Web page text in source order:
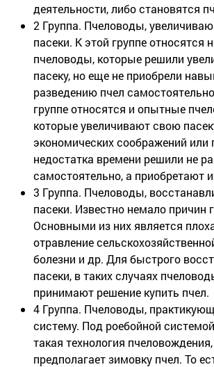
деятельности, либо становятся
2 Группа. Пчеловоды,
пасеки. К этой группе относятся
пчеловоды, которые решили
пасеку, но еще не приобрели
разведению пчел
группе относятся и опытные
которые увеличивают свою
экономических соображений или
недостатка времени решили не
самостоятельно, а приобретают
3 Группа. Пчеловоды,
пасеки. Известно немало причин
Основными из них является
отравление
болезни и др. Для быстрого
пасеки, в таких случаях
принимают решение купить пчел.
4 Группа. Пчеловоды,
систему. Под роебойной
такая технология
предполагает зимовку пчел. То